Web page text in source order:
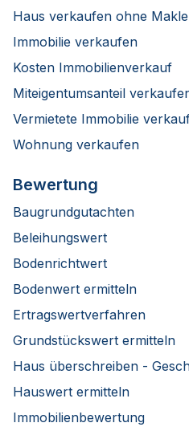
Haus verkaufen ohne
Immobilie verkaufen
Kosten Immobilienverkauf
Miteigentumsanteil
Vermietete Immobilie
Wohnung verkaufen
Bewertung
Baugrundgutachten
Beleihungswert
Bodenrichtwert
Bodenwert ermitteln
Ertragswertverfahren
Grundstückswert ermitteln
Haus überschreiben -
Hauswert ermitteln
Immobilienbewertung